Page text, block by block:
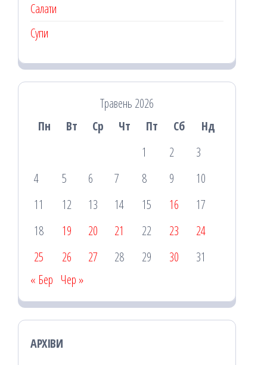
Салати
Супи
Травень 2026
Пн
Вт Ср Чт Пт Сб
Нд
1
2
3
4
5 6 7 8 9
10
11
12 13 14 15 16
17
18
19 20 21 22 23
24
25
26 27 28 29 30
31
« Бер Чер »
АРХІВИ